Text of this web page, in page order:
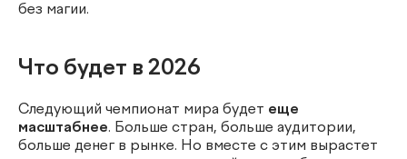
без магии.
Что будет в 2026
Следующий чемпионат мира будет еще
масштабнее. Больше стран, больше аудитории,
больше денег в рынке. Но вместе с этим вырастет